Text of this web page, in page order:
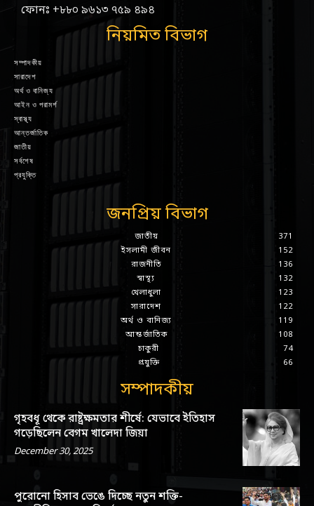
ফোনঃ +৮৮০ ৯৬১৩ ৭৫৯ ৪৯৪
নিয়মিত বিভাগ
সম্পাদকীয়
সারাদেশ
অর্থ ও বানিজ্য
আইন ও পরামর্শ
স্বাস্থ্য
আন্তর্জাতিক
জাতীয়
সর্বশেষ
প্রযুক্তি
জনপ্রিয় বিভাগ
জাতীয়
371
ইসলামী জীবন
152
রাজনীতি
136
স্বাস্থ্য
132
খেলাধুলা
123
সারাদেশ
122
অর্থ ও বানিজ্য
119
আন্তর্জাতিক
108
চাকুরী
74
প্রযুক্তি
66
সম্পাদকীয়
গৃহবধূ থেকে রাষ্ট্রক্ষমতার শীর্ষে: যেভাবে ইতিহাস
গড়েছিলেন বেগম খালেদা জিয়া
December 30, 2025
পুরোনো হিসাব ভেঙে দিচ্ছে নতুন শক্তি-